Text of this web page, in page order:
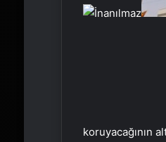
koruyacağının